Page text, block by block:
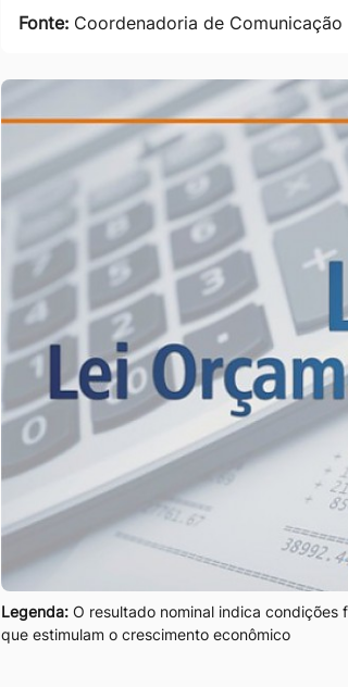
Fonte: Coordenadoria de Comunicação
Legenda: O resultado nominal indica
que estimulam o crescimento econômico